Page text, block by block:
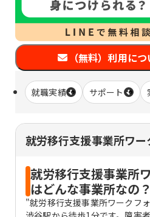
（無料）利用に
就職実績 サポート
就労移行支援事業所ワ
就労移行支援事業所
はどんな事業所なの？
"就労移行支援事業所ワークフ